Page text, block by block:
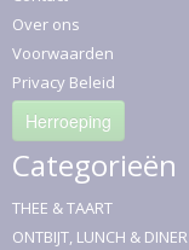
Over ons
Voorwaarden
Privacy Beleid
Herroeping
Categorieën
THEE & TAART
ONTBIJT, LUNCH & DINER